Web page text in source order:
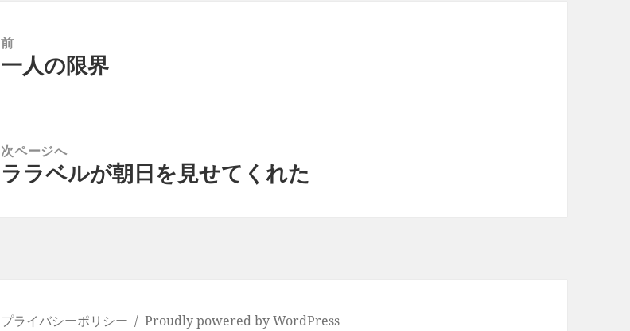
前
前
一人の限界
次ページへ
次
ララベルが朝日を見せてくれた
プライバシーポリシー Proudly powered by WordPress